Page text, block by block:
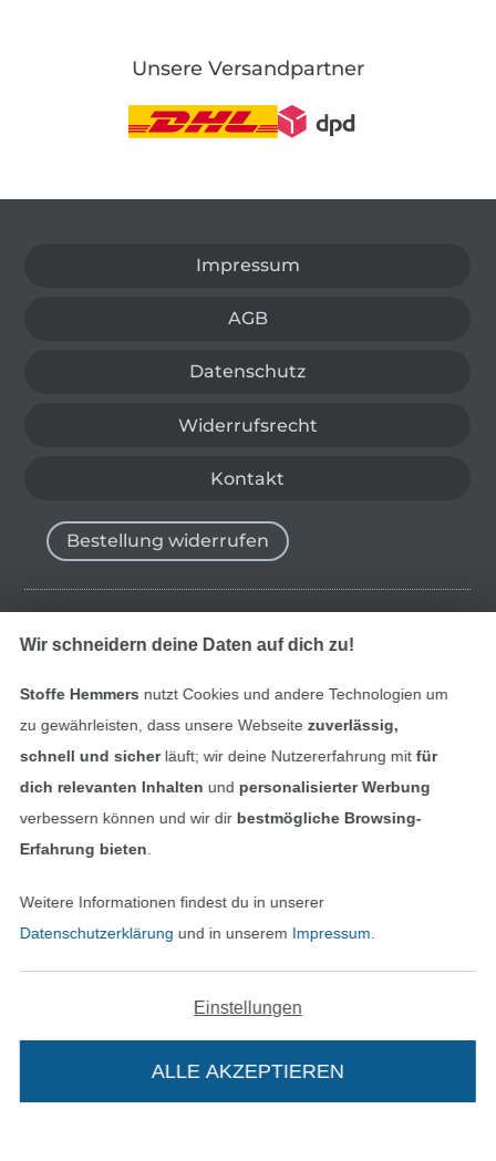
Unsere Versandpartner
Impressum
AGB
Datenschutz
Widerrufsrecht
Kontakt
Alle Preise inkl. der gesetzl. MwSt.
Die durchgestrichenen Preise entsprechen dem
bisherigen Preis bei Stoffe Hemmers.
Bestellung widerrufen
Finde mehr Inspiration
Deutsch
Nederlands
In den niederländischen
Français
In den
Wir schneidern deine Daten auf dich zu!
Stoffe Hemmers nutzt Cookies und andere Technologien um
zu gewährleisten, dass unsere Webseite zuverlässig,
schnell und sicherläuft; wir deine Nutzererfahrung mitfür
dich relevanten Inhalten und personalisierter Werbung
verbessern können und wir dir bestmögliche Browsing-
Erfahrung bieten
Weitere Informationen findest du in unserer
Datenschutzerklärung und in unserem Impressum
Einstellungen
ALLE AKZEPTIEREN